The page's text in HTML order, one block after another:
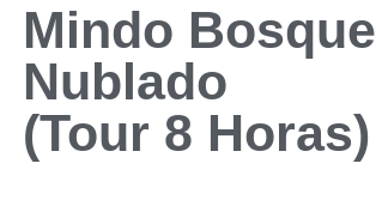
Mindo Bosque
Nublado
(Tour 8 Horas)